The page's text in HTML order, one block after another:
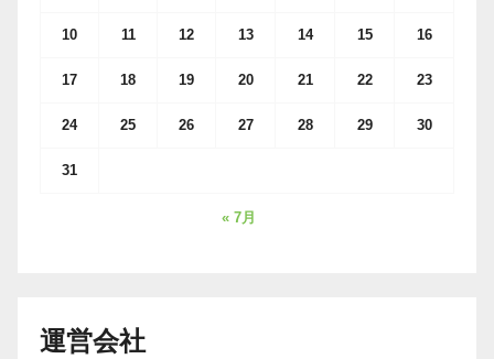
10 11 12 13 14 15 16
17 18 19 20 21 22 23
24 25 26 27 28 29 30
31
« 7月
運営会社